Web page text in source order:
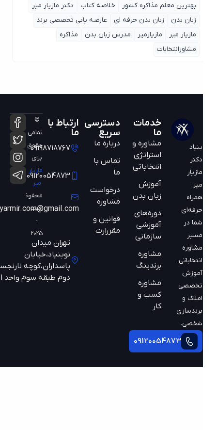
بهترین معلم مذاکره کشور
خلاصه کتاب
دکتر مازیار میر
زبان بدن
زبان بدن حرفه ای
عارضه یابی تخصصی برند
مازیار میر
مازیارمیر مدرس زبان بدن
مذاکره
مشاورانتخابات
مازیار
همراه
حرفه‌ای
شما در
مسیر
مشاوره
انتخاباتی،
آموزش
تخصصی
املاک و
برندسازی
شخصی.
09120054873
خدمات
مشاوره و
استراتژی
انتخاباتی
آموزش
زبان بدن
دوره‌های
آموزشی
سازمانی
مشاوره
برندینگ
مشاوره
کسب و
دسترسی
سریع
درباره ما
تماس با
ما
درخواست
مشاوره
قوانین و
مقررارت
ارتباط با
09198718767
09120054873
mazyarmir.com@gmail.com
تهران میدان
نوبنیاد،خیابان
پاسداران،کوچه نارنجستان
دوم طبقه سوم واحد 301
©
تمامی
حقوق
مازیار
محفوظ
است